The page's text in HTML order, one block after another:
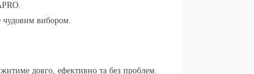
.
чудовим вибором.
довго, ефективно та без проблем.